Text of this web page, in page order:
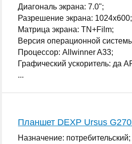
Диагональ экрана: 7.0";
Разрешение экрана: 1024x600;
Матрица экрана: TN+Film;
Версия операционной
Процессор: Allwinner A33;
Графический ускоритель: да
...
Планшет DEXP Ursus
Назначение: потребительский;